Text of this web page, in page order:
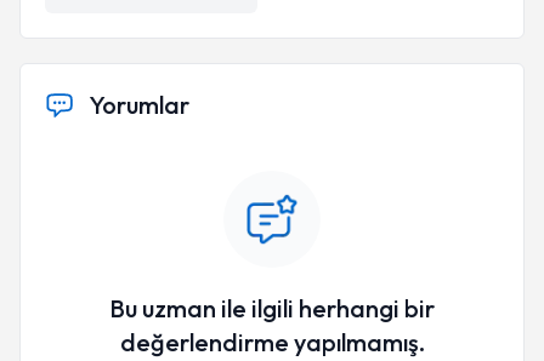
Yorumlar
Bu uzman ile ilgili herhangi bir
değerlendirme yapılmamış.